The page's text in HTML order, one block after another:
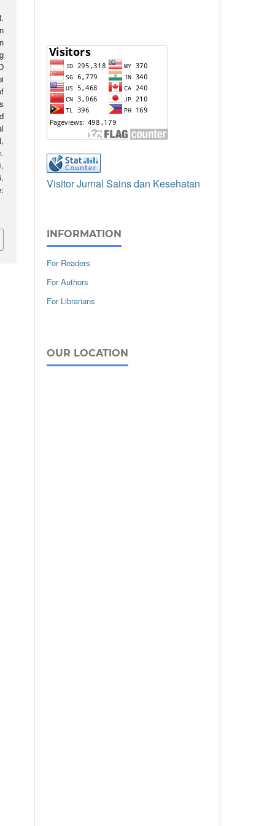
Visitor Jurnal Sains dan Kesehatan
INFORMATION
For Readers
For Authors
For Librarians
OUR LOCATION